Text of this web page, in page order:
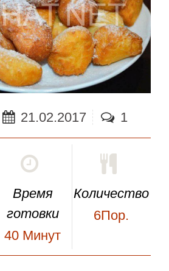
21.02.2017 1
Время
готовки
40 Минут
Количество
6Пор.